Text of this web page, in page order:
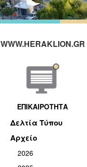
WWW.HERAKLION.GR
ΕΠΙΚΑΙΡΟΤΗΤΑ
Δελτία Τύπου
Αρχείο
2026